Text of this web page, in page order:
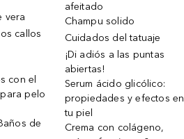
vera
callos
con el
pelo
de
afeitado
Champu solido
Cuidados del tatuaje
¡Di adiós a las puntas
abiertas!
Serum ácido glicólico:
propiedades y efectos en
tu piel
Crema con colágeno,